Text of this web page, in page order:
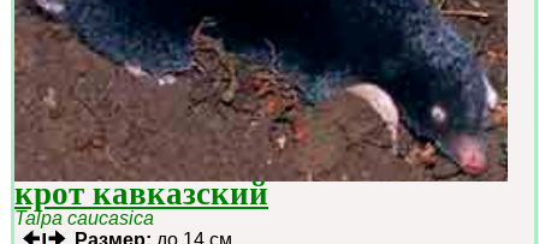
крот кавказский
Talpa caucasica